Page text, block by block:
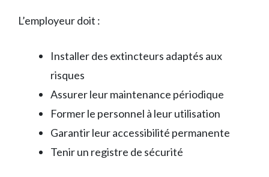
L’employeur doit :
Installer des extincteurs adaptés aux
risques
Assurer leur maintenance périodique
Former le personnel à leur utilisation
Garantir leur accessibilité permanente
Tenir un registre de sécurité